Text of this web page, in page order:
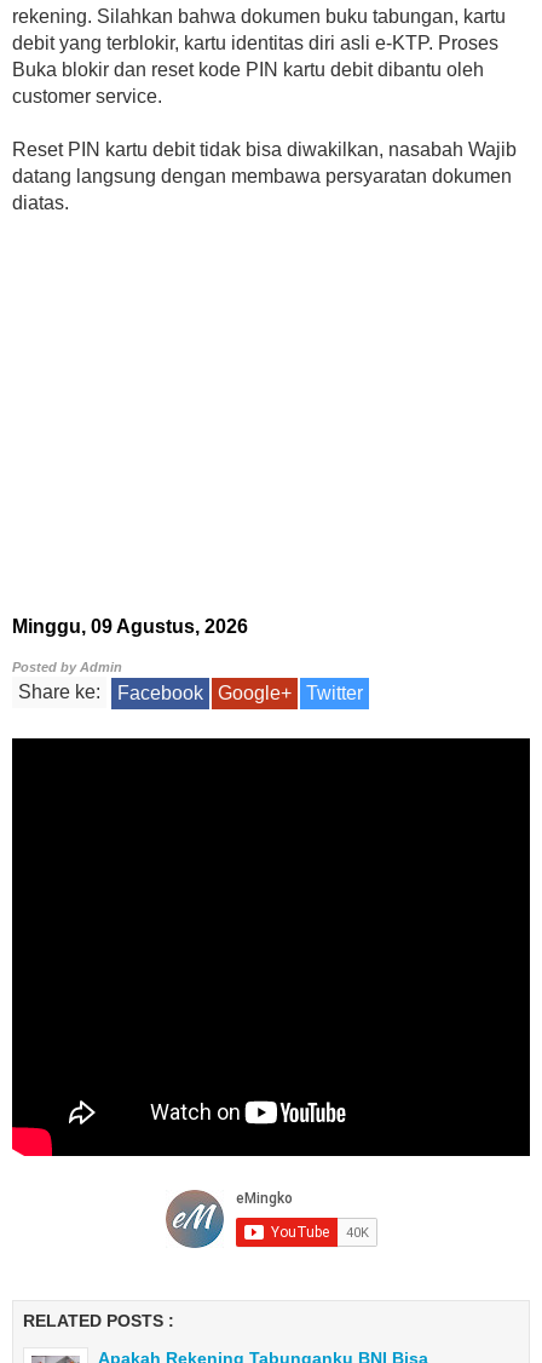
rekening. Silahkan bahwa dokumen buku tabungan, kartu
debit yang terblokir, kartu identitas diri asli e-KTP. Proses
Buka blokir dan reset kode PIN kartu debit dibantu oleh
customer service.
Reset PIN kartu debit tidak bisa diwakilkan, nasabah Wajib
datang langsung dengan membawa persyaratan dokumen
diatas.
Minggu, 09 Agustus, 2026
Posted byAdmin
Share ke: Facebook Google+ Twitter
RELATED POSTS :
Apakah Rekening Tabunganku BNI Bisa